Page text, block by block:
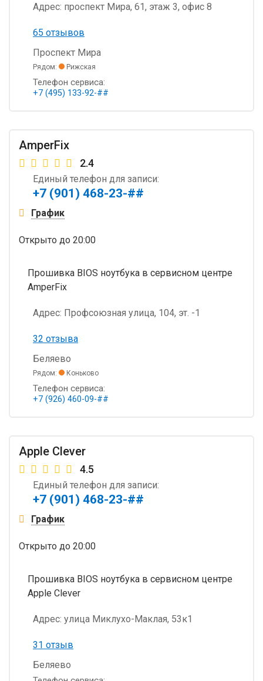
Адрес: проспект Мира, 61, этаж 3, офис 8
65 отзывов
Проспект Мира
Рядом: Рижская
Телефон сервиса:
+7 (495) 133-92-##
AmperFix
2.4
Единый телефон для записи:
+7 (901) 468-23-##
График
Открыто до 20:00
Прошивка BIOS ноутбука в сервисном центре
AmperFix
Адрес: Профсоюзная улица, 104, эт. -1
32 отзыва
Беляево
Рядом: Коньково
Телефон сервиса:
+7 (926) 460-09-##
Apple Clever
4.5
Единый телефон для записи:
+7 (901) 468-23-##
График
Открыто до 20:00
Прошивка BIOS ноутбука в сервисном центре
Apple Clever
Адрес: улица Миклухо-Маклая, 53к1
31 отзыв
Беляево